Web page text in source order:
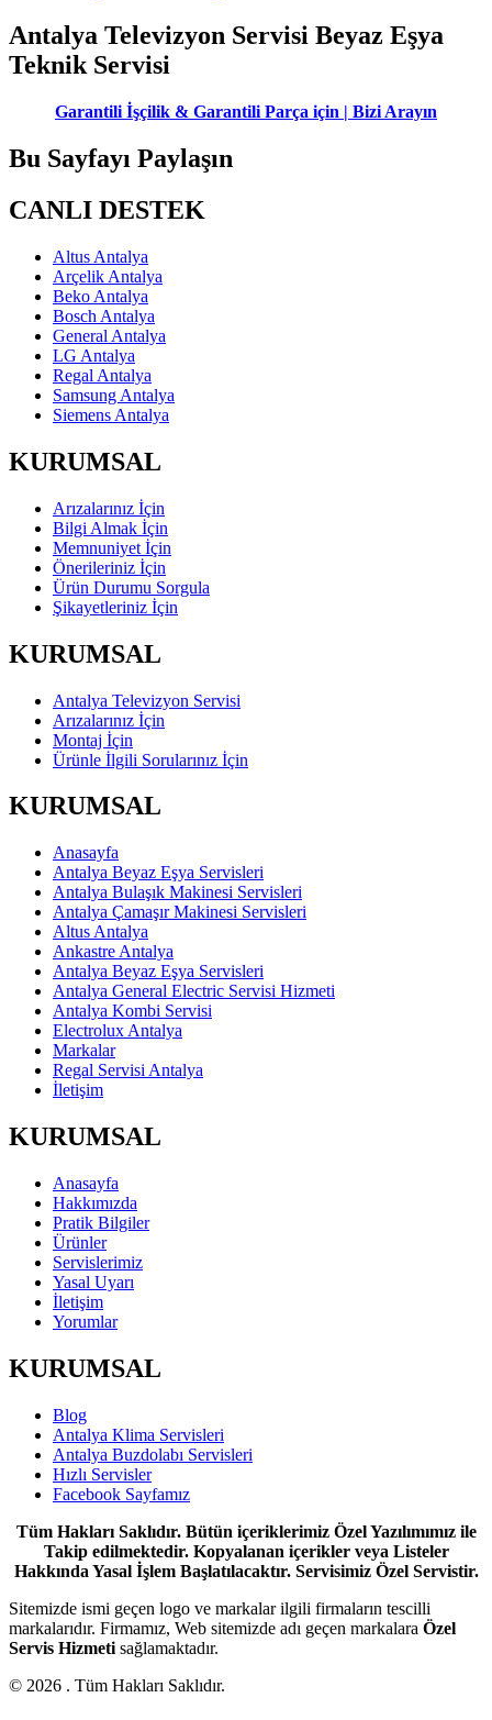
Antalya Televizyon Servisi Beyaz Eşya
Teknik Servisi
Garantili İşçilik & Garantili Parça için | Bizi Arayın
Bu Sayfayı Paylaşın
CANLI DESTEK
Altus Antalya
Arçelik Antalya
Beko Antalya
Bosch Antalya
General Antalya
LG Antalya
Regal Antalya
Samsung Antalya
Siemens Antalya
KURUMSAL
Arızalarınız İçin
Bilgi Almak İçin
Memnuniyet İçin
Önerileriniz İçin
Ürün Durumu Sorgula
Şikayetleriniz İçin
KURUMSAL
Antalya Televizyon Servisi
Arızalarınız İçin
Montaj İçin
Ürünle İlgili Sorularınız İçin
KURUMSAL
Anasayfa
Antalya Beyaz Eşya Servisleri
Antalya Bulaşık Makinesi Servisleri
Antalya Çamaşır Makinesi Servisleri
Altus Antalya
Ankastre Antalya
Antalya Beyaz Eşya Servisleri
Antalya General Electric Servisi Hizmeti
Antalya Kombi Servisi
Electrolux Antalya
Markalar
Regal Servisi Antalya
İletişim
KURUMSAL
Anasayfa
Hakkımızda
Pratik Bilgiler
Ürünler
Servislerimiz
Yasal Uyarı
İletişim
Yorumlar
KURUMSAL
Blog
Antalya Klima Servisleri
Antalya Buzdolabı Servisleri
Hızlı Servisler
Facebook Sayfamız
Tüm Hakları Saklıdır. Bütün içeriklerimiz Özel Yazılımımız ile
Takip edilmektedir. Kopyalanan içerikler veya Listeler
Hakkında Yasal İşlem Başlatılacaktır. Servisimiz Özel Servistir.
Sitemizde ismi geçen logo ve markalar ilgili firmaların tescilli
markalarıdır. Firmamız, Web sitemizde adı geçen markalara Özel
Servis Hizmeti sağlamaktadır.
© 2026 . Tüm Hakları Saklıdır.